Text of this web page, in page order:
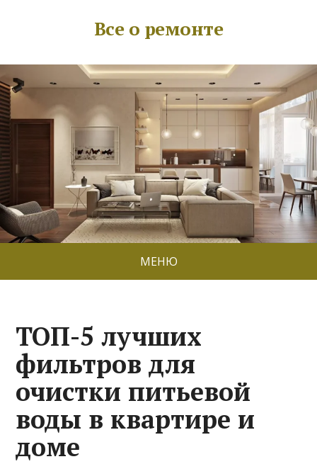
Все о ремонте
МЕНЮ
ТОП-5 лучших
фильтров для
очистки питьевой
воды в квартире и
доме